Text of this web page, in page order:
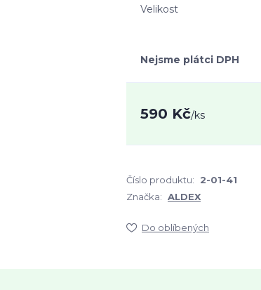
Velikost
Nejsme plátci DPH
590 Kč/ks
Číslo produktu: 2-01-41
Značka: ALDEX
Do oblíbených